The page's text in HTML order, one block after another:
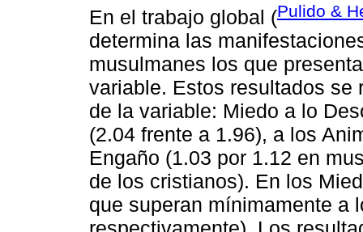
En el trabajo global (Pulido &
determina las
musulmanes los que
variable. Estos resultados se
de la variable: Miedo a lo
(2.04 frente a 1.96), a los
Engaño (1.03 por 1.12 en
de los cristianos). En los
que superan mínimamente a